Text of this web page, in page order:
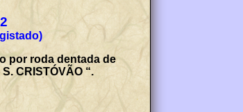
por roda dentada de
CRISTÓVÃO “.